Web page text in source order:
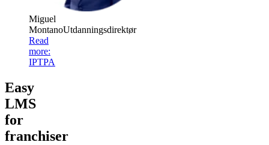
Miguel
MontanoUtdanningsdirektør
Read
more:
IPTPA
Easy
LMS
for
franchiser